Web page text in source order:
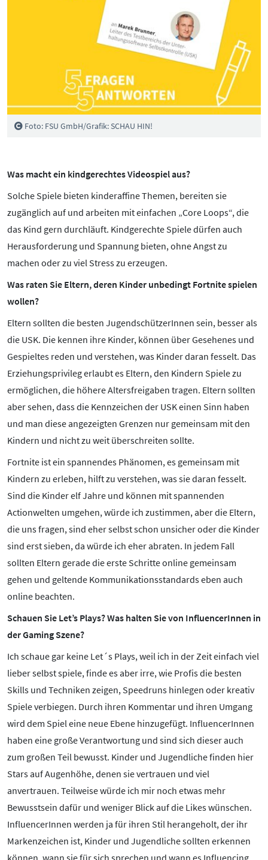
Foto: FSU GmbH/Grafik: SCHAU HIN!
Was macht ein kindgerechtes Videospiel aus?
Solche Spiele bieten kinderaffine Themen, bereiten sie
zugänglich auf und arbeiten mit einfachen „Core Loops“, die
das Kind gern durchläuft. Kindgerechte Spiele dürfen auch
Herausforderung und Spannung bieten, ohne Angst zu
machen oder zu viel Stress zu erzeugen.
Was raten Sie Eltern, deren Kinder unbedingt Fortnite spielen
wollen?
Eltern sollten die besten JugendschützerInnen sein, besser als
die USK. Die kennen ihre Kinder, können über Gesehenes und
Gespieltes reden und verstehen, was Kinder daran fesselt. Das
Erziehungsprivileg erlaubt es Eltern, den Kindern Spiele zu
ermöglichen, die höhere Altersfreigaben tragen. Eltern sollten
aber sehen, dass die Kennzeichen der USK einen Sinn haben
und man diese angezeigten Grenzen nur gemeinsam mit den
Kindern und nicht zu weit überschreiten sollte.
Fortnite ist ein spannendes Phänomen, es gemeinsam mit
Kindern zu erleben, hilft zu verstehen, was sie daran fesselt.
Sind die Kinder elf Jahre und können mit spannenden
Actionwelten umgehen, würde ich zustimmen, aber die Eltern,
die uns fragen, sind eher selbst schon unsicher oder die Kinder
sind erst sieben, da würde ich eher abraten. In jedem Fall
sollten Eltern gerade die erste Schritte online gemeinsam
gehen und geltende Kommunikationsstandards eben auch
online beachten.
Schauen Sie Let’s Plays? Was halten Sie von InfluencerInnen in
der Gaming Szene?
Ich schaue gar keine Let´s Plays, weil ich in der Zeit einfach viel
lieber selbst spiele, finde es aber irre, wie Profis die besten
Skills und Techniken zeigen, Speedruns hinlegen oder kreativ
Spiele verbiegen. Durch ihren Kommentar und ihren Umgang
wird dem Spiel eine neue Ebene hinzugefügt. InfluencerInnen
haben eine große Verantwortung und sind sich dieser auch
zum großen Teil bewusst. Kinder und Jugendliche finden hier
Stars auf Augenhöhe, denen sie vertrauen und viel
anvertrauen. Teilweise würde ich mir noch etwas mehr
Bewusstsein dafür und weniger Blick auf die Likes wünschen.
InfluencerInnen werden ja für ihren Stil herangeholt, der ihr
Markenzeichen ist, Kinder und Jugendliche sollten erkennen
Medien & Kleinkinder
WhatsApp
Grundlagen
Sicherheit & Risiken
Tipps & Regeln
Studien
Aktuelles
ÜBER UNS:
Kontakt
Initiative
Partner
Kooperationen
Beirat
BotschafterInnen
Impressum
SERVICE:
Elternangebote
Medienkurse
Online-Game
Presse
Mediathek
Medienquiz
Newsletter